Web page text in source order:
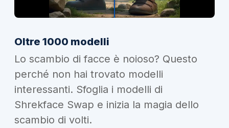
Oltre 1000 modelli
Lo scambio di facce è noioso? Questo
perché non hai trovato modelli
interessanti. Sfoglia i modelli di
Shrekface Swap e inizia la magia dello
scambio di volti.